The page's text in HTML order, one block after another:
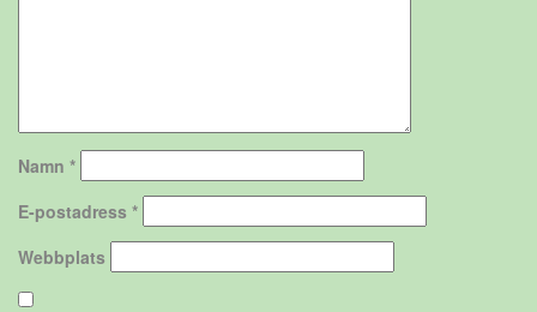
Namn *
E-postadress *
Webbplats